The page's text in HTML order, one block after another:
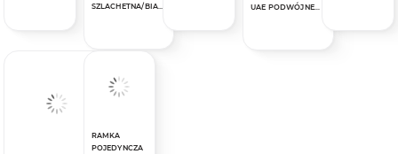
SZLACHETNA/BIAŁY
UAE PODWÓJNE
RAMKA
POJEDYNCZA